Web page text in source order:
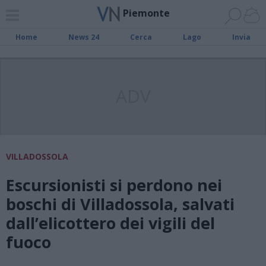
Piemonte
Home News 24 Cerca Lago Invia
VILLADOSSOLA
Escursionisti si perdono nei
boschi di Villadossola, salvati
dall’elicottero dei vigili del
fuoco